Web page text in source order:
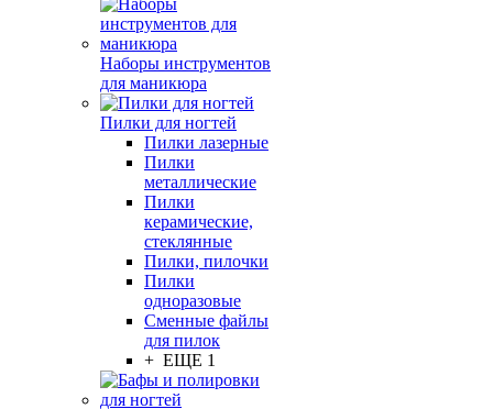
Наборы инструментов
для маникюра
Пилки для ногтей
Пилки лазерные
Пилки
металлические
Пилки
керамические,
стеклянные
Пилки, пилочки
Пилки
одноразовые
Сменные файлы
для пилок
+ ЕЩЕ 1